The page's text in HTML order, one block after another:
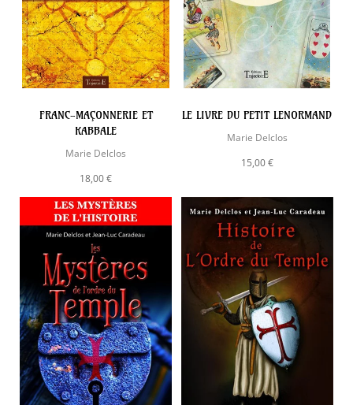
FRANC-MAÇONNERIE ET
KABBALE
Marie Delclos
18,00 €
LE LIVRE DU PETIT LENORMAND
Marie Delclos
15,00 €